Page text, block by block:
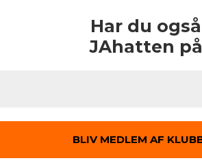
Har du også
JAhatten på